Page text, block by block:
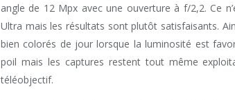
angle de 12 Mpx avec une ouverture à f/2,2. Ce
Ultra mais les résultats sont plutôt satisfaisants.
bien colorés de jour lorsque la luminosité est
poil mais les captures restent tout même
téléobjectif.